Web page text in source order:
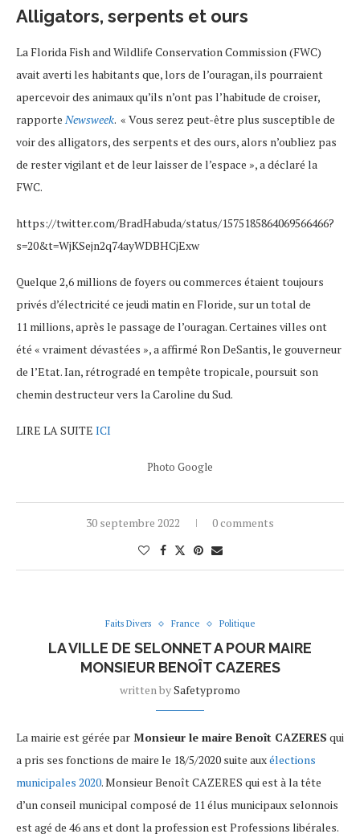
Alligators, serpents et ours
La Florida Fish and Wildlife Conservation Commission (FWC)
avait averti les habitants que, lors de l’ouragan, ils pourraient
apercevoir des animaux qu’ils n’ont pas l’habitude de croiser,
rapporteNewsweek. « Vous serez peut-être plus susceptible de
voir des alligators, des serpents et des ours, alors n’oubliez pas
de rester vigilant et de leur laisser de l’espace », a déclaré la
FWC.
https://twitter.com/BradHabuda/status/1575185864069566466?
s=20&t=WjKSejn2q74ayWDBHCjExw
Quelque 2,6 millions de foyers ou commerces étaient toujours
privés d’électricité ce jeudi matin en Floride, sur un total de
11 millions, après le passage de l’ouragan. Certaines villes ont
été « vraiment dévastées », a affirmé Ron DeSantis, le gouverneur
de l’Etat. Ian, rétrogradé en tempête tropicale, poursuit son
chemin destructeur vers la Caroline du Sud.
LIRE LA SUITE ICI
Photo Google
30 septembre 2022 0 comments
Faits Divers France Politique
LA VILLE DE SELONNET A POUR MAIRE
MONSIEUR BENOÎT CAZERES
written bySafetypromo
La mairie est gérée par Monsieur le maire Benoît CAZERES qui
a pris ses fonctions de maire le 18/5/2020 suite auxélections
municipales 2020. Monsieur Benoît CAZERES qui est à la tête
d’un conseil municipal composé de 11 élus municipaux selonnois
est agé de 46 ans et dont la profession est Professions libérales.